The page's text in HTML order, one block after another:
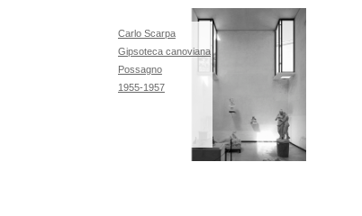
Carlo Scarpa
Gipsoteca canoviana
Possagno
1955-1957